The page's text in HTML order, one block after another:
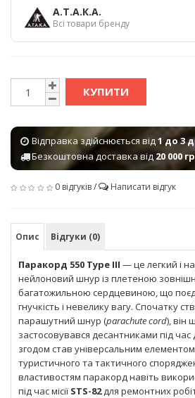
А.Т.А.К.А.
Всі товари бренду
КУПИТИ
Відправка здійснюється від1 до 3
Безкоштовна доставка від20 000
0 відгуків/ Написати відгук
Опис Відгуки (0)
Паракорд 550 Type III — це легкий і
нейлоновий шнур із плетеною
багатожильною сердцевиною, що
гнучкість і невелику вагу. Спочатку
парашутний шнур (parachute cord), він
застосовувався десантниками під час
згодом став універсальним елементом
туристичного та тактичного
властивостям паракорд навіть
під час місіїSTS-82для ремонтних